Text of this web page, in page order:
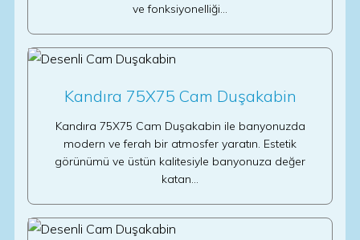
ve fonksiyonelliği…
Kandıra 75X75 Cam Duşakabin
Kandıra 75X75 Cam Duşakabin ile banyonuzda
modern ve ferah bir atmosfer yaratın. Estetik
görünümü ve üstün kalitesiyle banyonuza değer
katan…